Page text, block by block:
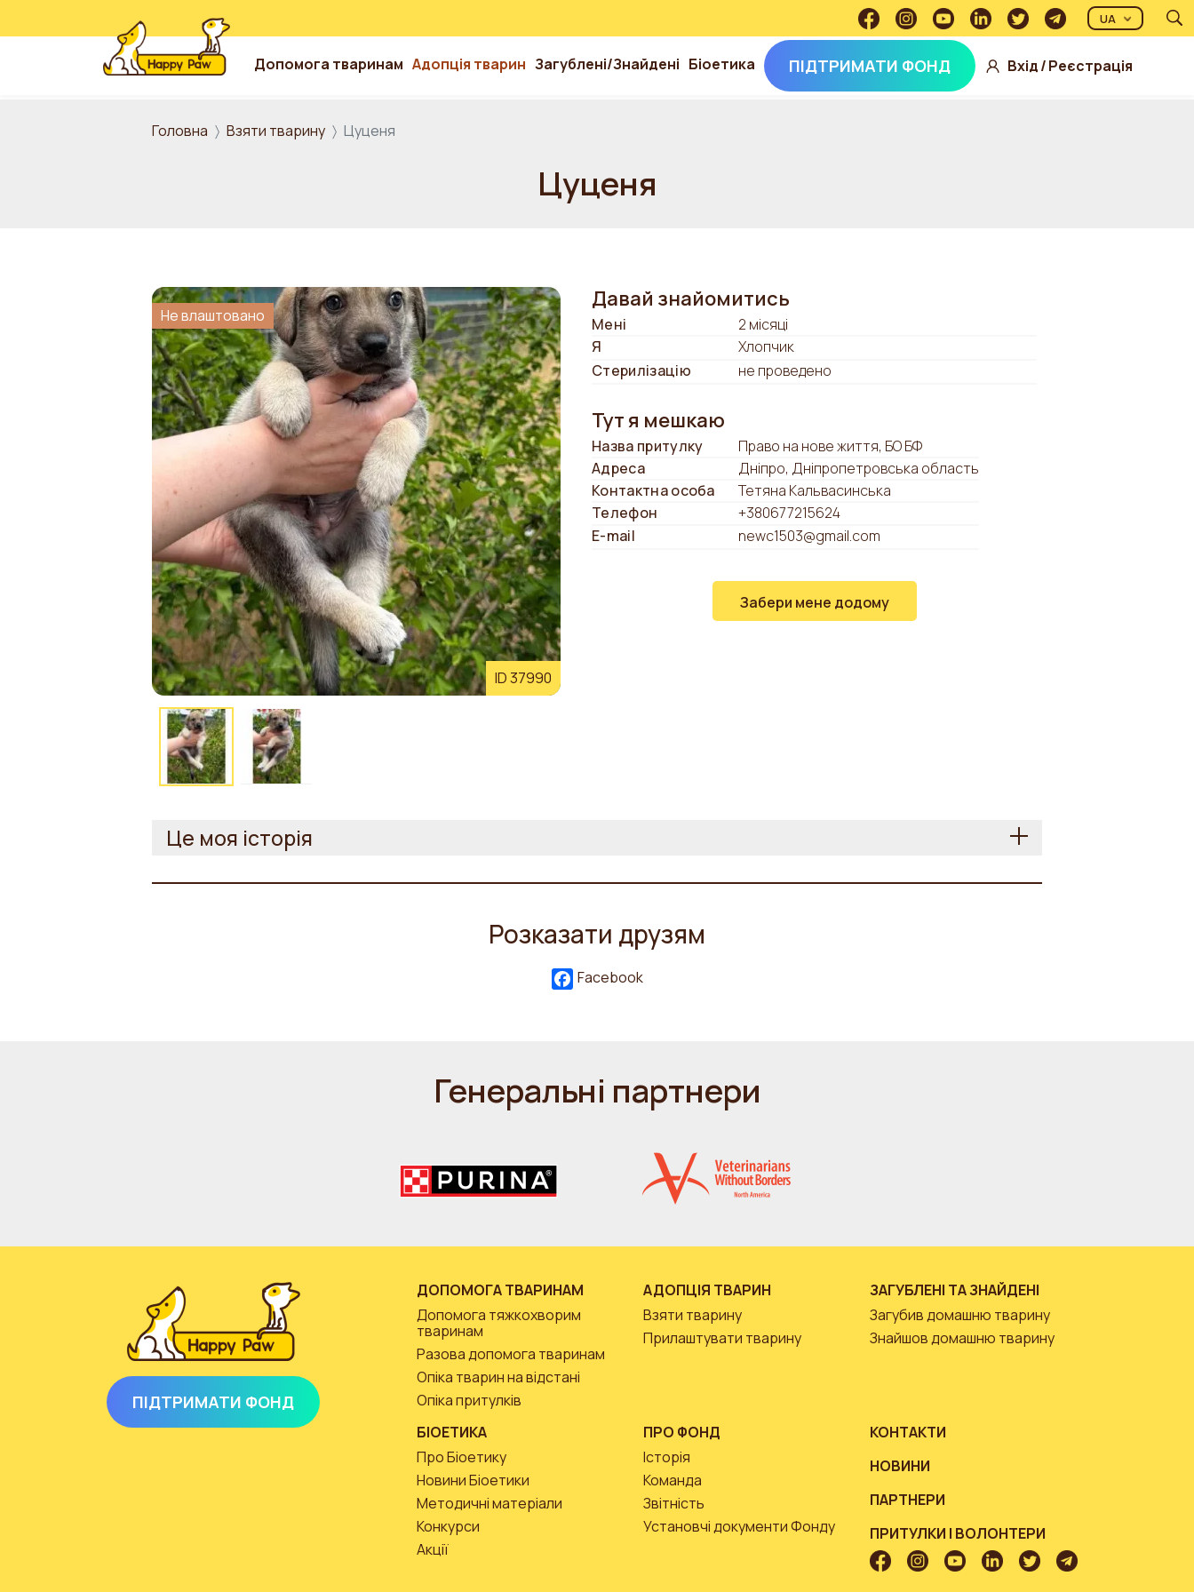
Допомога тваринам Адопція тварин Загублені/Знайдені Біоетика ПІДТРИМАТИ ФОНД Вхід/Реєстрація
UA
Головна Взяти тварину Цуценя
Цуценя
ID 37990
Не влаштовано
Давай знайомитись
Мені
2 місяці
Я
Хлопчик
Стерилізацію
не проведено
Тут я мешкаю
Назва притулку
Право на нове життя, БО БФ
Адреса
Дніпро, Дніпропетровська область
Контактна особа
Тетяна Кальвасинська
Телефон
+380677215624
E-mail
newc1503@gmail.com
Забери мене додому
Це моя історія
Розказати друзям
Facebook
Генеральні партнери
ПІДТРИМАТИ ФОНД
ДОПОМОГА ТВАРИНАМ
Допомога тяжкохворим
тваринам
Разова допомога тваринам
Опіка тварин на відстані
Опіка притулків
АДОПЦІЯ ТВАРИН
Взяти тварину
Прилаштувати тварину
ЗАГУБЛЕНІ ТА ЗНАЙДЕНІ
Загубив домашню тварину
Знайшов домашню тварину
БІОЕТИКА
Про Біоетику
Новини Біоетики
Методичні матеріали
Конкурси
Акції
ПРО ФОНД
Історія
Команда
Звітність
Установчі документи Фонду
КОНТАКТИ
НОВИНИ
ПАРТНЕРИ
ПРИТУЛКИ І ВОЛОНТЕРИ